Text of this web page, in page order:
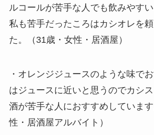
ルコールが苦手な人でも飲みやすい
私も苦手だったころはカシオレを
た。（31歳・女性・居酒屋）
・オレンジジュースのような味で
はジュースに近いと思うのでカシ
酒が苦手な人におすすめしていま
性・居酒屋アルバイト）